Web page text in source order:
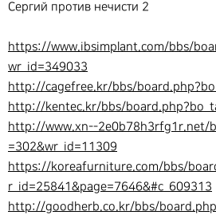
Сергий против нечисти 2
https://www.ibsimplant.com/bbs/
wr_id=349033
http://cagefree.kr/bbs/
http://kentec.kr/bbs/
http://www.xn--2e0b78h3rfg1r.net/
=302&wr_id=11309
https://koreafurniture.com/bbs/
r_id=25841&page=7646&#c_609313
http://goodherb.co.kr/bbs/